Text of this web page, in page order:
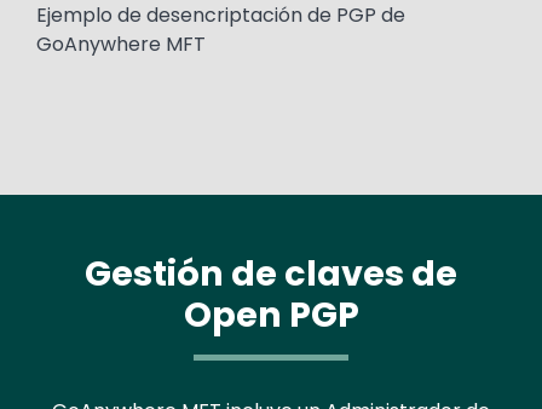
Ejemplo de desencriptación de PGP de
GoAnywhere MFT
Gestión de claves de
Open PGP